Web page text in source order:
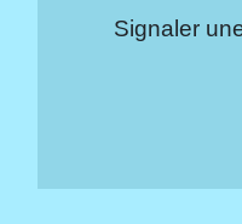
Signaler